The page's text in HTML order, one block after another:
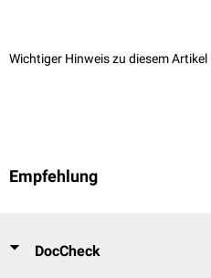
Wichtiger Hinweis zu diesem Artikel
Empfehlung
DocCheck